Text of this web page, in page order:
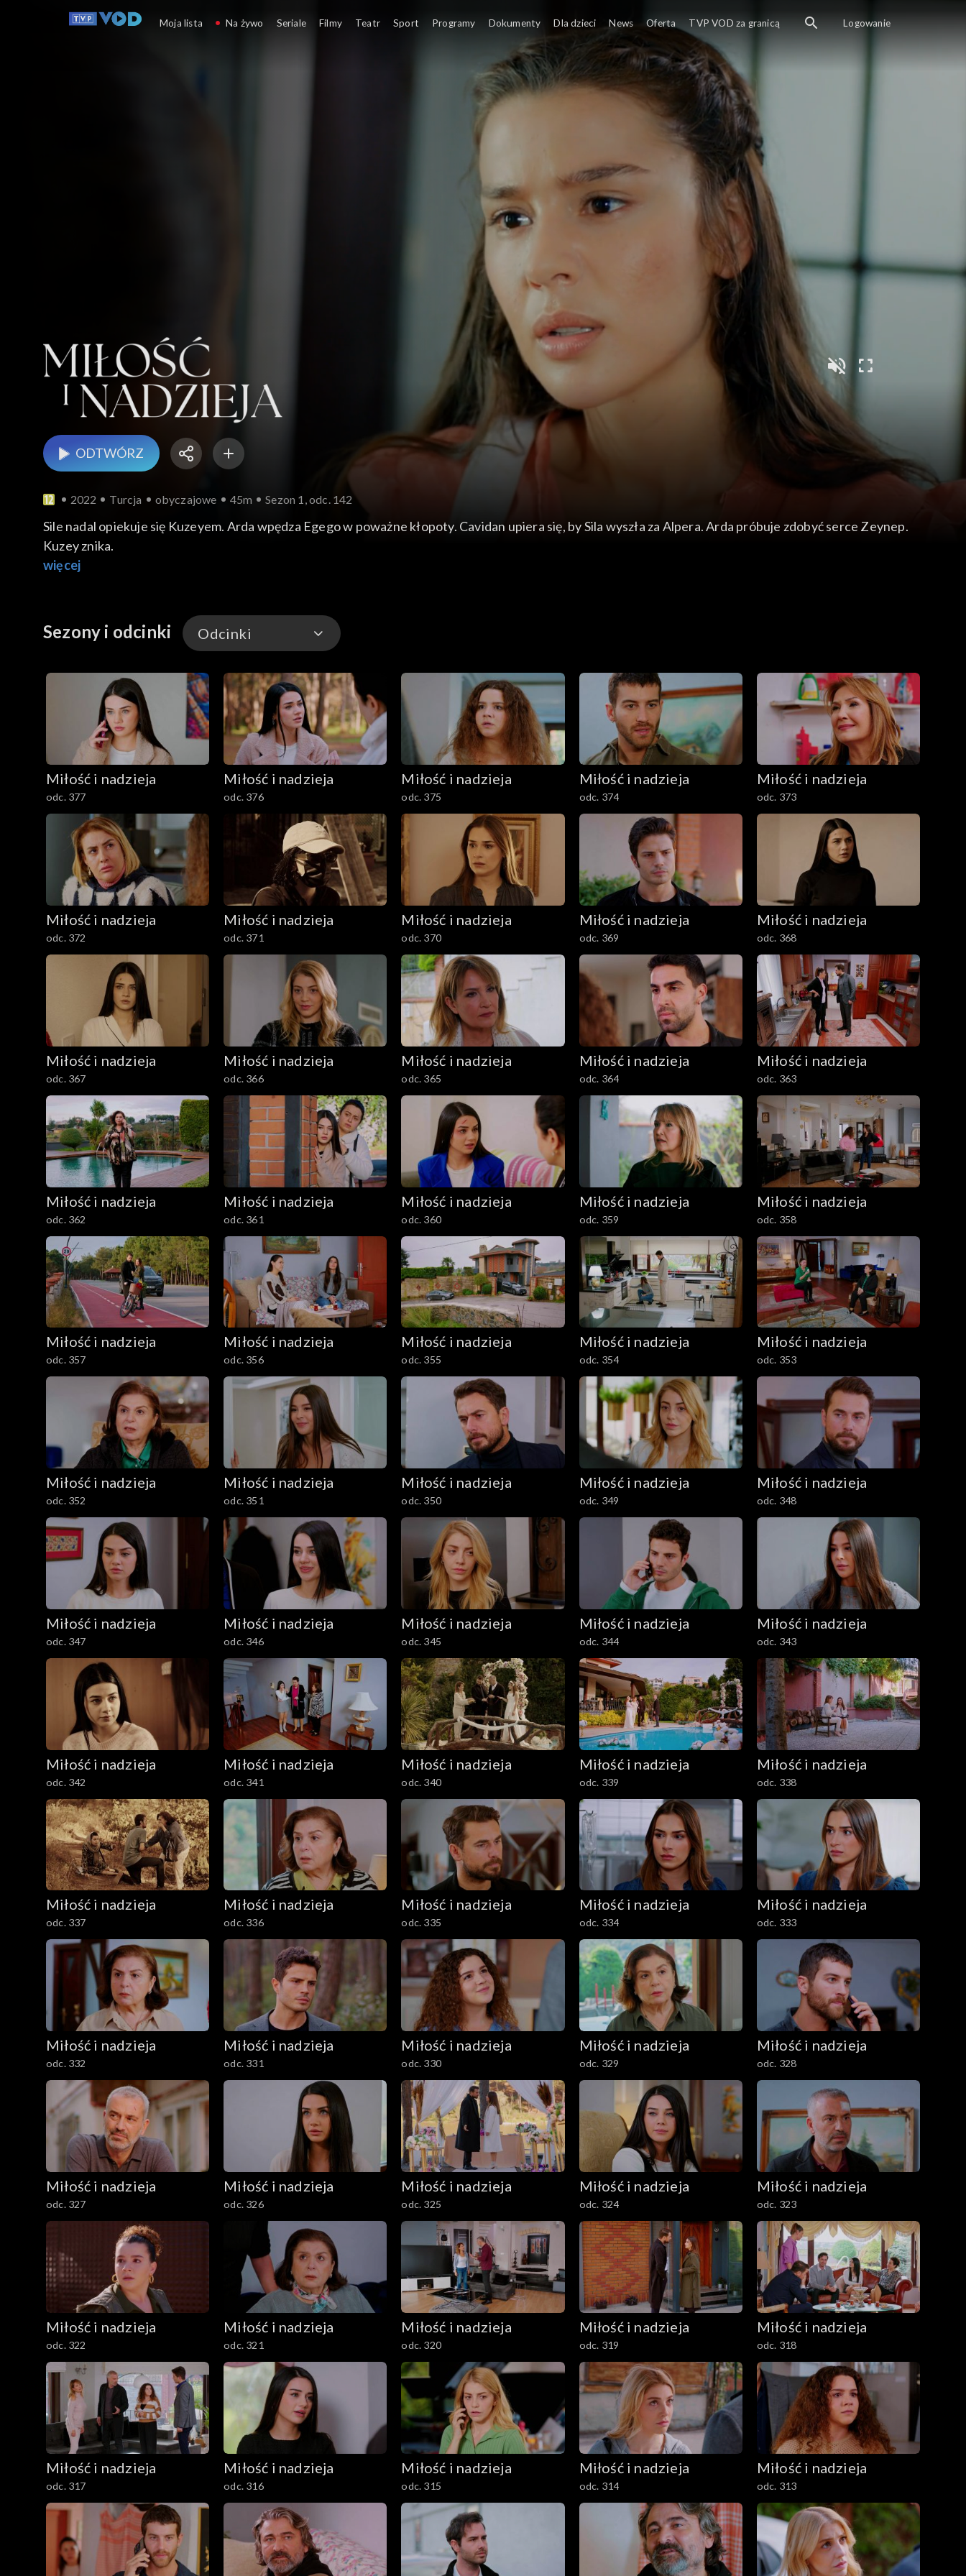
ODTWÓRZ
2022 Turcja obyczajowe 45m Sezon 1, odc. 142
Sile nadal opiekuje się Kuzeyem. Arda wpędza Egego w poważne kłopoty. Cavidan upiera się, by Sila wyszła za Alpera. Arda próbuje zdobyć serce Zeynep.
Kuzey znika.
więcej
Sezony i odcinki Odcinki
Odcinki
Miłość i nadzieja
odc. 377
Miłość i nadzieja
odc. 376
Miłość i nadzieja
odc. 375
Miłość i nadzieja
odc. 374
Miłość i nadzieja
odc. 373
Miłość i nadzieja
odc. 372
Miłość i nadzieja
odc. 371
Miłość i nadzieja
odc. 370
Miłość i nadzieja
odc. 369
Miłość i nadzieja
odc. 368
Miłość i nadzieja
odc. 367
Miłość i nadzieja
odc. 366
Miłość i nadzieja
odc. 365
Miłość i nadzieja
odc. 364
Miłość i nadzieja
odc. 363
Miłość i nadzieja
odc. 362
Miłość i nadzieja
odc. 361
Miłość i nadzieja
odc. 360
Miłość i nadzieja
odc. 359
Miłość i nadzieja
odc. 358
Miłość i nadzieja
odc. 357
Miłość i nadzieja
odc. 356
Miłość i nadzieja
odc. 355
Miłość i nadzieja
odc. 354
Miłość i nadzieja
odc. 353
Miłość i nadzieja
odc. 352
Miłość i nadzieja
odc. 351
Miłość i nadzieja
odc. 350
Miłość i nadzieja
odc. 349
Miłość i nadzieja
odc. 348
Miłość i nadzieja
odc. 347
Miłość i nadzieja
odc. 346
Miłość i nadzieja
odc. 345
Miłość i nadzieja
odc. 344
Miłość i nadzieja
odc. 343
Miłość i nadzieja
odc. 342
Miłość i nadzieja
odc. 341
Miłość i nadzieja
odc. 340
Miłość i nadzieja
odc. 339
Miłość i nadzieja
odc. 338
Miłość i nadzieja
odc. 337
Miłość i nadzieja
odc. 336
Miłość i nadzieja
odc. 335
Miłość i nadzieja
odc. 334
Miłość i nadzieja
odc. 333
Miłość i nadzieja
odc. 332
Miłość i nadzieja
odc. 331
Miłość i nadzieja
odc. 330
Miłość i nadzieja
odc. 329
Miłość i nadzieja
odc. 328
Miłość i nadzieja
odc. 327
Miłość i nadzieja
odc. 326
Miłość i nadzieja
odc. 325
Miłość i nadzieja
odc. 324
Miłość i nadzieja
odc. 323
Miłość i nadzieja
odc. 322
Miłość i nadzieja
odc. 321
Miłość i nadzieja
odc. 320
Miłość i nadzieja
odc. 319
Miłość i nadzieja
odc. 318
Miłość i nadzieja
odc. 317
Miłość i nadzieja
odc. 316
Miłość i nadzieja
odc. 315
Miłość i nadzieja
odc. 314
Miłość i nadzieja
odc. 313
Moja lista Na żywo Seriale Filmy Teatr Sport Programy Dokumenty Dla dzieci News Oferta TVP VOD za granicą Logowanie